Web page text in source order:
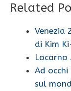
Related
Venezia
di Kim
Locarno
Ad
sul